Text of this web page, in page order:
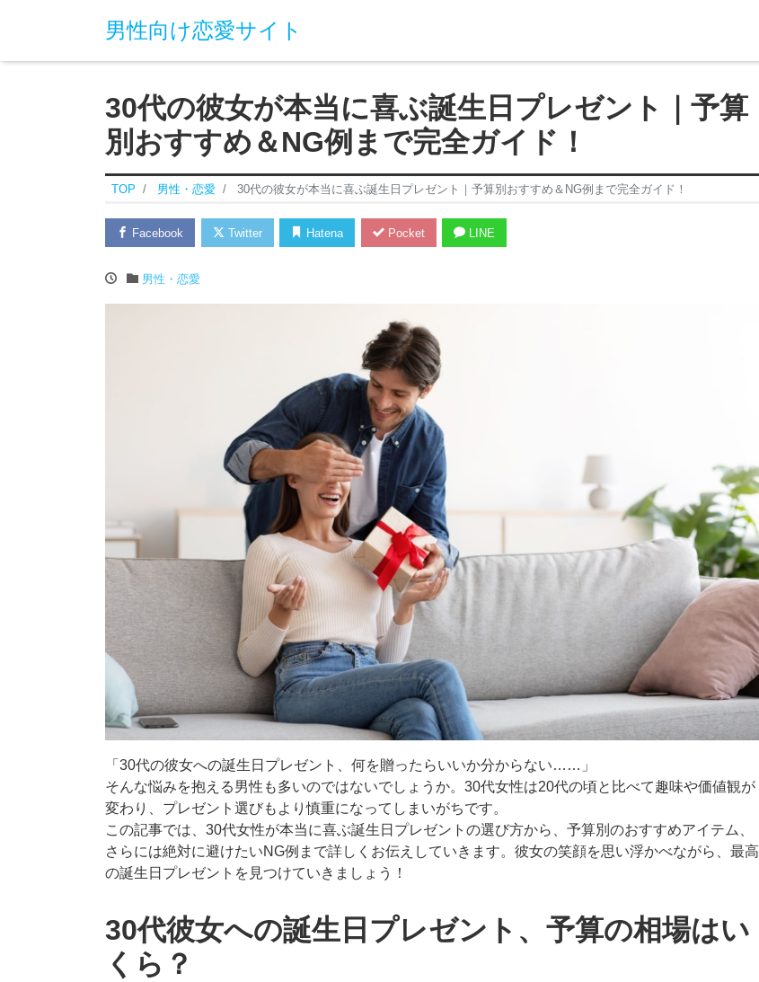
男性向け恋愛サイト
30代の彼女が本当に喜ぶ誕生日プレゼント｜予算
別おすすめ＆NG例まで完全ガイド！
TOP 男性・恋愛 30代の彼女が本当に喜ぶ誕生日プレゼント｜予算別おすすめ＆NG例まで完全ガイド！
Facebook Twitter Hatena Pocket LINE
男性・恋愛
「30代の彼女への誕生日プレゼント、何を贈ったらいいか分からない……」
そんな悩みを抱える男性も多いのではないでしょうか。30代女性は20代の頃と比べて趣味や価値観が
変わり、プレゼント選びもより慎重になってしまいがちです。
この記事では、30代女性が本当に喜ぶ誕生日プレゼントの選び方から、予算別のおすすめアイテム、
さらには絶対に避けたいNG例まで詳しくお伝えしていきます。彼女の笑顔を思い浮かべながら、最高
の誕生日プレゼントを見つけていきましょう！
30代彼女への誕生日プレゼント、予算の相場はい
くら？